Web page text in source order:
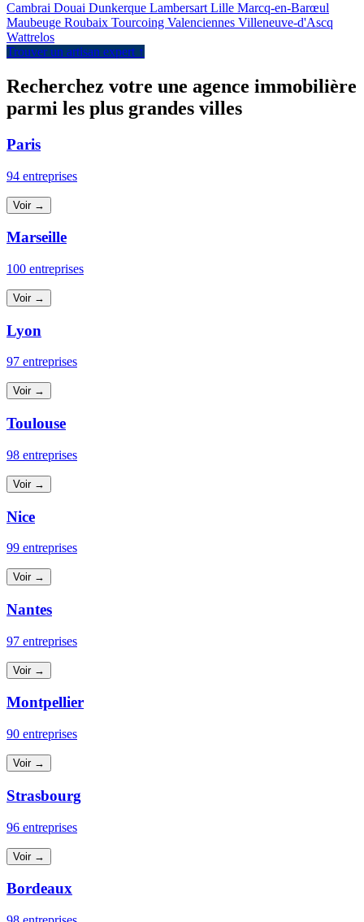
Cambrai Douai Dunkerque Lambersart Lille Marcq-en-Barœul
Maubeuge Roubaix Tourcoing Valenciennes Villeneuve-d'Ascq
Wattrelos
Trouver un artisan expert ↑
Recherchez votre une agence immobilière
parmi les plus grandes villes
Paris
94 entreprises
Voir →
Marseille
100 entreprises
Voir →
Lyon
97 entreprises
Voir →
Toulouse
98 entreprises
Voir →
Nice
99 entreprises
Voir →
Nantes
97 entreprises
Voir →
Montpellier
90 entreprises
Voir →
Strasbourg
96 entreprises
Voir →
Bordeaux